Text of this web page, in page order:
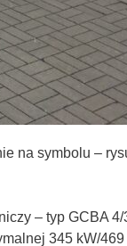
na symbolu –
– typ GCBA
345 kW/